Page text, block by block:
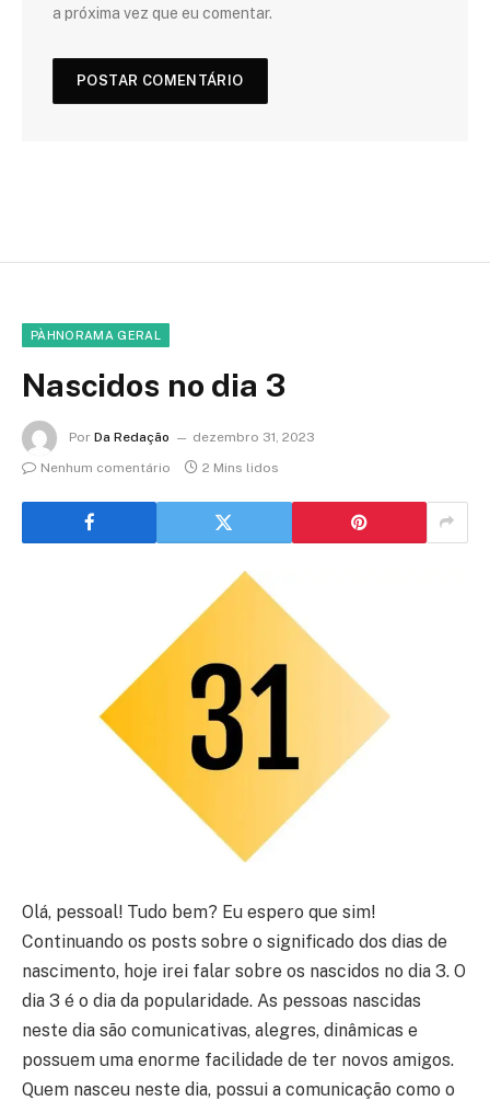
a próxima vez que eu comentar.
PÀHNORAMA GERAL
Nascidos no dia 3
Por Da Redação
dezembro 31, 2023
Nenhum comentário
2 Mins lidos
Olá, pessoal! Tudo bem? Eu espero que sim!
Continuando os posts sobre o significado dos dias de
nascimento, hoje irei falar sobre os nascidos no dia 3. O
dia 3 é o dia da popularidade. As pessoas nascidas
neste dia são comunicativas, alegres, dinâmicas e
possuem uma enorme facilidade de ter novos amigos.
Quem nasceu neste dia, possui a comunicação como o